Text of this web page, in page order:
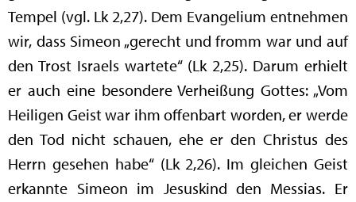
Tempel (vgl. Lk 2,27). Dem Evangelium entnehmen
wir, dass Simeon „gerecht und fromm war und auf
den Trost Israels wartete“ (Lk 2,25). Darum erhielt
er auch eine besondere Verheißung Gottes: „Vom
Heiligen Geist war ihm offenbart worden, er werde
den Tod nicht schauen, ehe er den Christus des
Herrn gesehen habe“ (Lk 2,26). Im gleichen Geist
erkannte Simeon im Jesuskind den Messias. Er